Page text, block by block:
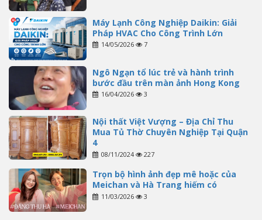
Máy Lạnh Công Nghiệp Daikin: Giải
Pháp HVAC Cho Công Trình Lớn
14/05/2026 7
Ngô Ngạn tổ lúc trẻ và hành trình
bước đầu trên màn ảnh Hong Kong
16/04/2026 3
Nội thất Việt Vượng – Địa Chỉ Thu
Mua Tủ Thờ Chuyên Nghiệp Tại Quận
4
08/11/2024 227
Trọn bộ hình ảnh đẹp mê hoặc của
Meichan và Hà Trang hiếm có
11/03/2026 3